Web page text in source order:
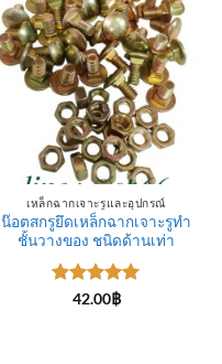
เหล็กฉากเจาะรูและอุปกรณ์
น๊อตสกรูยึดเหล็กฉากเจาะรูทำ
ชั้นวางของ ชนิดด้านเท่า
ให้คะแนน
42.00฿